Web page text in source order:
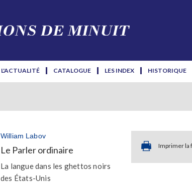
L'ACTUALITÉ CATALOGUE LES INDEX HISTORIQUE
William Labov
Le Parler ordinaire
La langue dans les ghettos noirs
des États-Unis
Imprimer la